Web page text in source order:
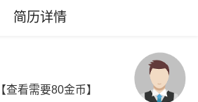
简历详情
【查看需要80金币】